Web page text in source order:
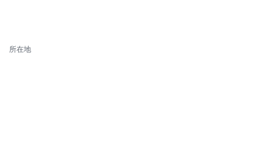
所在地